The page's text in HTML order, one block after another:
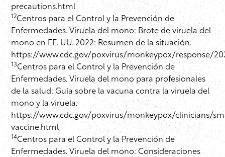
precautions.html
12Centros para el Control y la Prevención de
Enfermedades. Viruela del mono: Brote de viruela del
mono en EE. UU. 2022: Resumen de la situación.
https://www.cdc.gov/poxvirus/monkeypox/response/
13Centros para el Control y la Prevención de
Enfermedades. Viruela del mono para profesionales
de la salud: Guía sobre la vacuna contra la viruela del
mono y la viruela.
https://www.cdc.gov/poxvirus/monkeypox/clinicians/
vaccine.html
14Centros para el Control y la Prevención de
Enfermedades. Viruela del mono: Consideraciones